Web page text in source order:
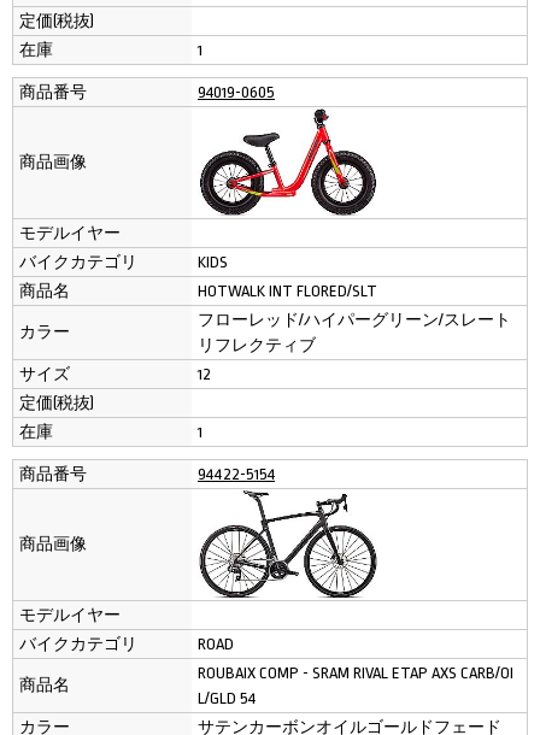
定価(税抜)
在庫
1
商品番号 94019-0605
商品画像
モデルイヤー
バイクカテゴリ
KIDS
商品名
HOTWALK INT FLORED/SLT
カラー
フローレッド/ハイパーグリーン/スレート
リフレクティブ
サイズ
12
定価(税抜)
在庫
1
商品番号 94422-5154
商品画像
モデルイヤー
バイクカテゴリ
ROAD
商品名
ROUBAIX COMP - SRAM RIVAL ETAP AXS CARB/OI
L/GLD 54
カラー
サテンカーボンオイルゴールドフェード